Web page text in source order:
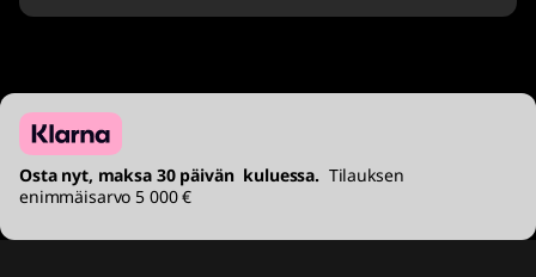
Osta nyt, maksa 30 päivän kuluessa. Tilauksen
enimmäisarvo 5 000 €